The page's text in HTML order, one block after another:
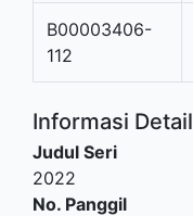
B00003406-
112
Informasi Detail
Judul Seri
2022
No. Panggil